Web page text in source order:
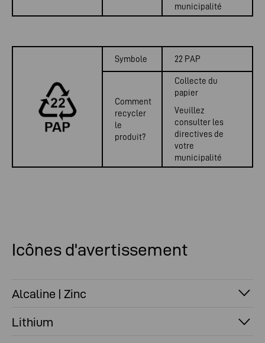
municipalité
Symbole 22 PAP
Comment
recycler
le
produit?
Collecte du
papier
Veuillez
consulter les
directives de
votre
municipalité
Icônes d'avertissement
Alcaline | Zinc
Lithium